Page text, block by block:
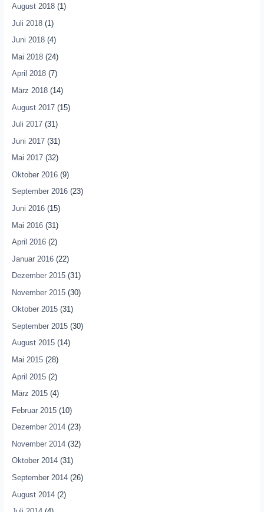
August 2018(1)
Juli 2018(1)
Juni 2018(4)
Mai 2018(24)
April 2018(7)
März 2018(14)
August 2017(15)
Juli 2017(31)
Juni 2017(31)
Mai 2017(32)
Oktober 2016(9)
September 2016(23)
Juni 2016(15)
Mai 2016(31)
April 2016(2)
Januar 2016(22)
Dezember 2015(31)
November 2015(30)
Oktober 2015(31)
September 2015(30)
August 2015(14)
Mai 2015(28)
April 2015(2)
März 2015(4)
Februar 2015(10)
Dezember 2014(23)
November 2014(32)
Oktober 2014(31)
September 2014(26)
August 2014(2)